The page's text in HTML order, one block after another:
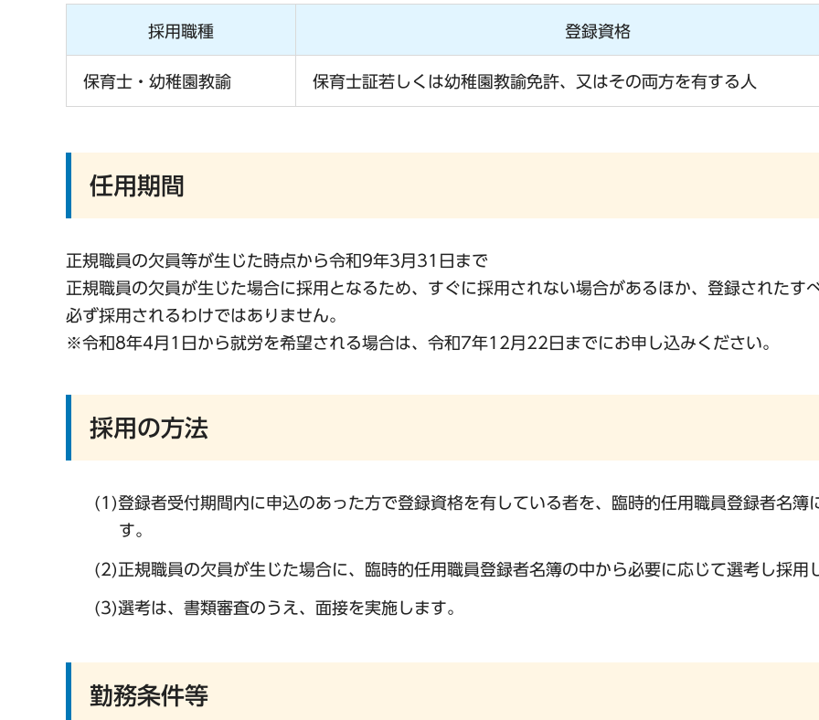
採用職種 登録資格
保育士・幼稚園教諭 保育士証若しくは幼稚園教諭免許、又はその両方を有する人
任用期間
正規職員の欠員等が生じた時点から令和9年3月31日まで
正規職員の欠員が生じた場合に採用となるため、すぐに採用されない場合があるほか、登録されたす
必ず採用されるわけではありません。
※令和8年4月1日から就労を希望される場合は、令和7年12月22日までにお申し込みください。
採用の方法
(1)登録者受付期間内に申込のあった方で登録資格を有している者を、臨時的任用職員登録者名簿
す。
(2)正規職員の欠員が生じた場合に、臨時的任用職員登録者名簿の中から必要に応じて選考し採用
(3)選考は、書類審査のうえ、面接を実施します。
勤務条件等